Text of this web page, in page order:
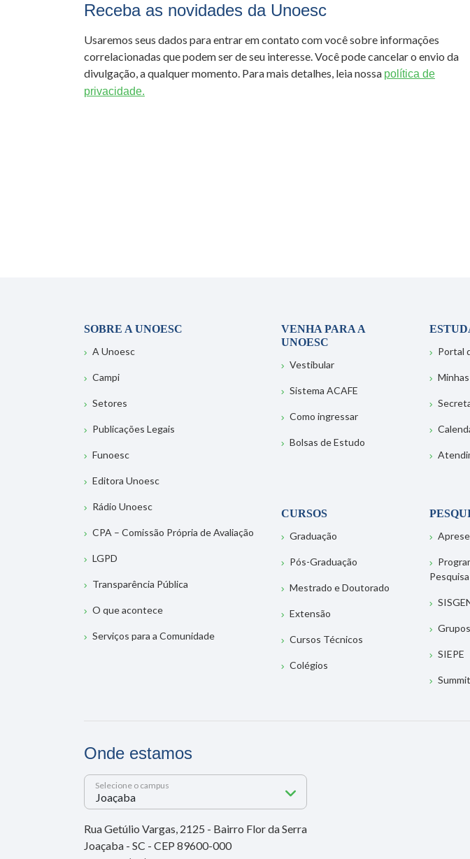
Receba as novidades da Unoesc
Usaremos seus dados para entrar em contato com você sobre informações
correlacionadas que podem ser de seu interesse. Você pode cancelar o envio da
divulgação, a qualquer momento. Para mais detalhes, leia nossa política de
privacidade.
SOBRE A UNOESC
A Unoesc
Campi
Setores
Publicações Legais
Funoesc
Editora Unoesc
Rádio Unoesc
CPA – Comissão Própria de Avaliação
LGPD
Transparência Pública
O que acontece
Serviços para a Comunidade
VENHA PARA A
UNOESC
Vestibular
Sistema ACAFE
Como ingressar
Bolsas de Estudo
Portal
CURSOS
Graduação
Pós-Graduação
Mestrado e Doutorado
Extensão
Cursos Técnicos
Colégios
Pesquisa
SIEPE
Summit
Onde estamos
Selecione o campus
Rua Getúlio Vargas, 2125 - Bairro Flor da Serra
Joaçaba - SC - CEP 89600-000